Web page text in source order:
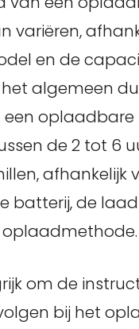
variëren,
en de
het algemeen
de 2 tot 6
afhankelijk
batterij, de
om de
bij het